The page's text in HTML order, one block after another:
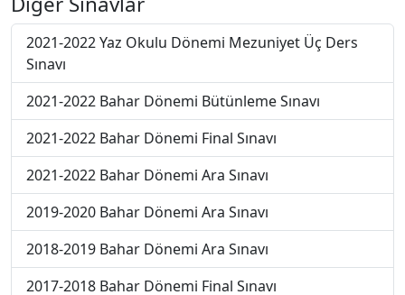
2021-2022 Yaz Okulu Dönemi Mezuniyet Üç Ders
Sınavı
2021-2022 Bahar Dönemi Bütünleme Sınavı
2021-2022 Bahar Dönemi Final Sınavı
2021-2022 Bahar Dönemi Ara Sınavı
2019-2020 Bahar Dönemi Ara Sınavı
2018-2019 Bahar Dönemi Ara Sınavı
2017-2018 Bahar Dönemi Final Sınavı